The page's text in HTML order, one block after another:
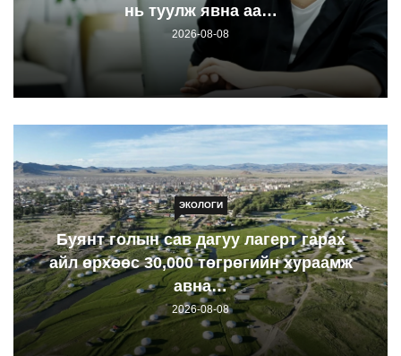
нь туулж явна аа…
2026-08-08
ЭКОЛОГИ
Буянт голын сав дагуу лагерт гарах
айл өрхөөс 30,000 төгрөгийн хураамж
авна…
2026-08-08